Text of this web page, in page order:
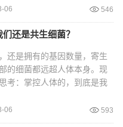
06 546
还是共生细菌？
还是拥有的基因数量，寄生
的细菌都远超人体本身。现
考：掌控人体的，到底是我
06 593